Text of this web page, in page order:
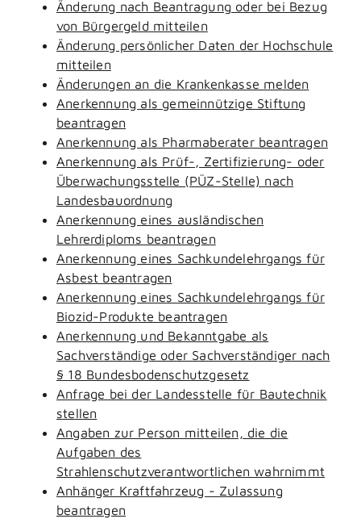
Änderung nach Beantragung oder bei Bezug
von Bürgergeld mitteilen
Änderung persönlicher Daten der Hochschule
mitteilen
Änderungen an die Krankenkasse melden
Anerkennung als gemeinnützige Stiftung
beantragen
Anerkennung als Pharmaberater beantragen
Anerkennung als Prüf-, Zertifizierung- oder
Überwachungsstelle (PÜZ-Stelle) nach
Landesbauordnung
Anerkennung eines ausländischen
Lehrerdiploms beantragen
Anerkennung eines Sachkundelehrgangs für
Asbest beantragen
Anerkennung eines Sachkundelehrgangs für
Biozid-Produkte beantragen
Anerkennung und Bekanntgabe als
Sachverständige oder Sachverständiger nach
§ 18 Bundesbodenschutzgesetz
Anfrage bei der Landesstelle für Bautechnik
stellen
Angaben zur Person mitteilen, die die
Aufgaben des
Strahlenschutzverantwortlichen wahrnimmt
Anhänger Kraftfahrzeug - Zulassung
beantragen